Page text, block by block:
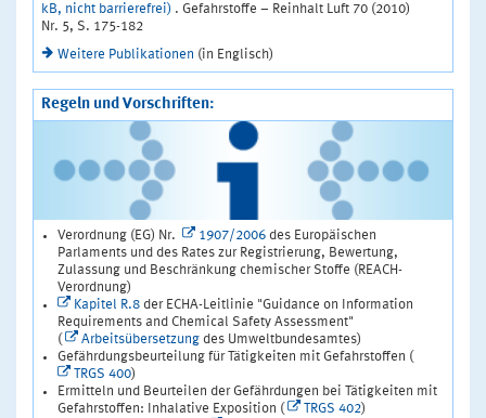
kB, nicht barrierefrei) . Gefahrstoffe – Reinhalt Luft 70 (2010)
Nr. 5, S. 175-182
Weitere Publikationen (in Englisch)
Regeln und Vorschriften:
Verordnung (EG) Nr. 1907/2006 des Europäischen
Parlaments und des Rates zur Registrierung, Bewertung,
Zulassung und Beschränkung chemischer Stoffe (REACH-
Verordnung)
Kapitel R.8 der ECHA-Leitlinie "Guidance on Information
Requirements and Chemical Safety Assessment"
(
Arbeitsübersetzung des Umweltbundesamtes)
Gefährdungsbeurteilung für Tätigkeiten mit Gefahrstoffen (
TRGS 400)
Ermitteln und Beurteilen der Gefährdungen bei Tätigkeiten mit
Gefahrstoffen: Inhalative Exposition (
TRGS 402)